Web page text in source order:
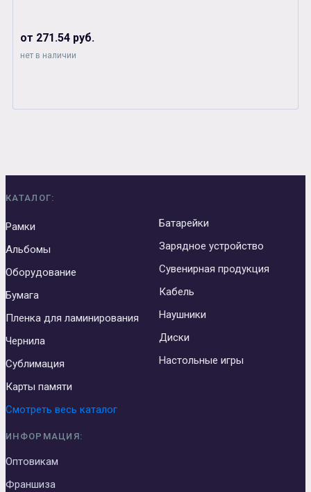
от 271.54 руб.
нет в наличии
КАТАЛОГ:
Рамки
Альбомы
Оборудование
Бумага
Пленка для ламинирования
Чернила
Сублимация
Карты памяти
Батарейки
Зарядное устройство
Сувенирная продукция
Кабель
Наушники
Диски
Настольные игры
Смотреть весь каталог
ИНФОРМАЦИЯ:
Оптовикам
Франшиза